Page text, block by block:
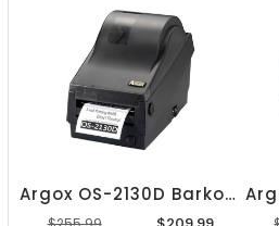
Argox OS-2130D Barkod Yazıcı